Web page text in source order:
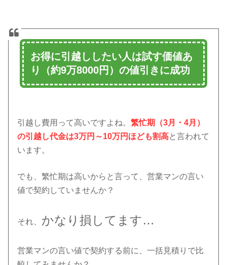
お得に引越ししたい人は試す価値あ
り（約9万8000円）の値引きに成功
引越し費用って高いですよね。繁忙期（3月・4月）
の引越し代金は3万円～10万円ほども割高と言われて
います。
でも、繁忙期は高いからと言って、営業マンの言い
値で契約していませんか？
それ、 かなり損してます…
営業マンの言い値で契約する前に、一括見積りで比